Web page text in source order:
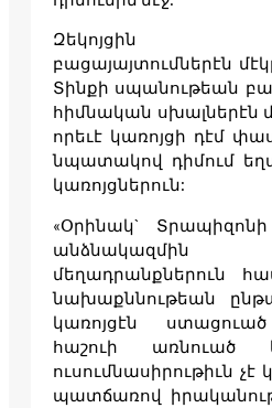
Զեկոյցին
բացայայտումներէն
Տինքի սպանութեան
հիմնական սխալներէն
որեւէ կառոյցի դէմ
նպատակով դիմում
կառոյցներուն:
«Օրինակ`
մեղադրանքներուն
նախաքննութեան
կառոյցէն
հաշուի առնուած
ուսումնասիրութիւն
պատճառով